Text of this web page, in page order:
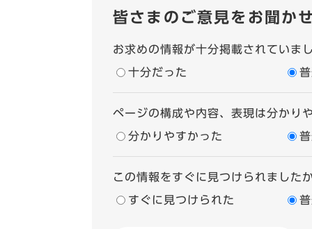
皆さまのご意見をお聞か
お求めの情報が十分掲載されていま
十分だった
ページの構成や内容、表現は分かり
分かりやすかった
この情報をすぐに見つけられました
すぐに見つけられた